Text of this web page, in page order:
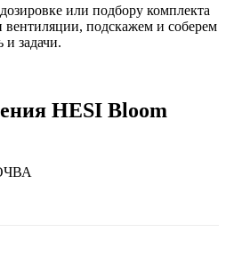
или подбору комплекта
вентиляции, подскажем и соберем
задачи.
HESI Bloom